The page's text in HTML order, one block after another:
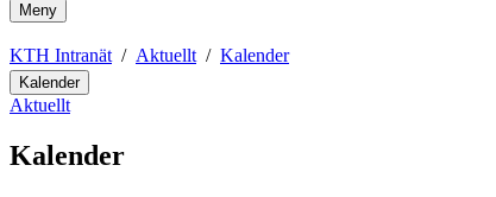
Meny
KTH Intranät Aktuellt Kalender
Kalender
Aktuellt
Kalender